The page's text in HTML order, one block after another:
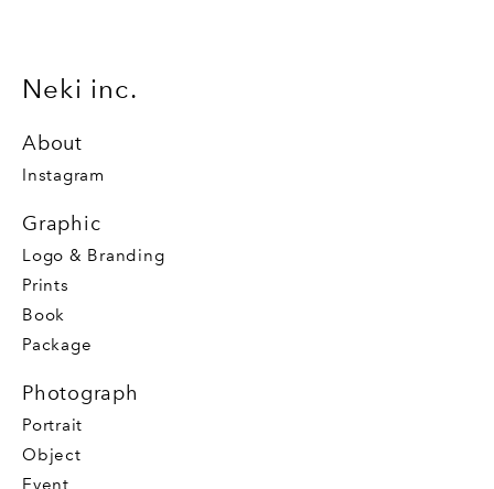
Neki inc.
About
Instagram
Graphic
Logo & Branding
Prints
Book
Package
Photograph
Portrait
Object
Event